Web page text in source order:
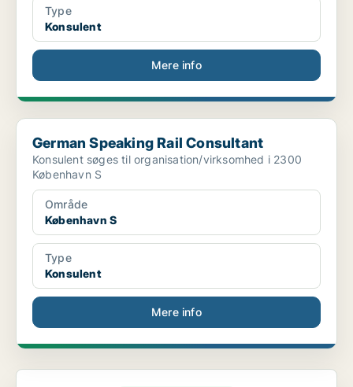
Type
Konsulent
Mere info
German Speaking Rail Consultant
German Speaking Rail Consultant
Konsulent søges til organisation/virksomhed i 2300
København S
Område
København S
Type
Konsulent
Mere info